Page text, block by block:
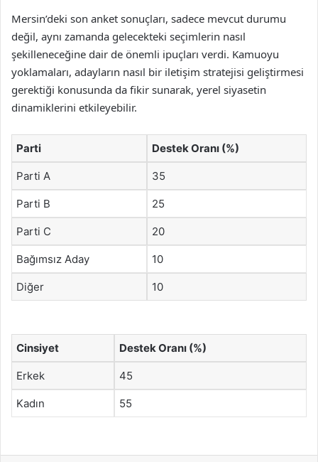
Mersin’deki son anket sonuçları, sadece mevcut durumu
değil, aynı zamanda gelecekteki seçimlerin nasıl
şekilleneceğine dair de önemli ipuçları verdi. Kamuoyu
yoklamaları, adayların nasıl bir iletişim stratejisi geliştirmesi
gerektiği konusunda da fikir sunarak, yerel siyasetin
dinamiklerini etkileyebilir.
Parti Destek Oranı (%)
Parti A 35
Parti B 25
Parti C 20
Bağımsız Aday 10
Diğer 10
Cinsiyet Destek Oranı (%)
Erkek 45
Kadın 55